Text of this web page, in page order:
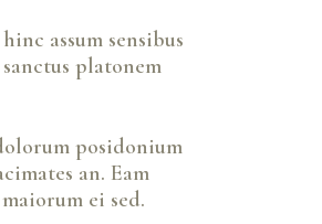
assum sensibus
platonem
posidonium
an. Eam
ei sed.